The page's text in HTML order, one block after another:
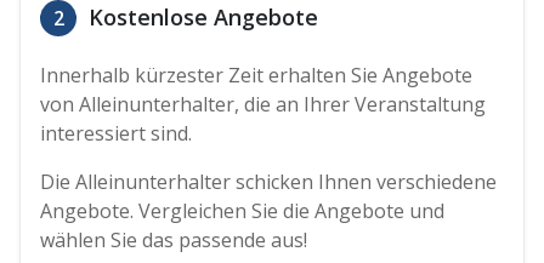
2 Kostenlose Angebote
Innerhalb kürzester Zeit erhalten Sie Angebote
von Alleinunterhalter, die an Ihrer Veranstaltung
interessiert sind.
Die Alleinunterhalter schicken Ihnen verschiedene
Angebote. Vergleichen Sie die Angebote und
wählen Sie das passende aus!